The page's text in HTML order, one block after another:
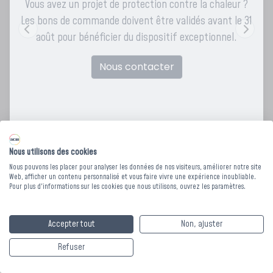
LIT BOIS SIMPLE
DORIAN + SOMMIER
CONFOLARI -
Vous avez un projet de protection contre la chaleur ?
Les bons de commande doivent être validés avant le 31
août pour bénéficier du dispositif exceptionnel.
Nous contacter
Nous utilisons des cookies
Nous pouvons les placer pour analyser les données de nos visiteurs, améliorer notre site
Web, afficher un contenu personnalisé et vous faire vivre une expérience inoubliable.
Pour plus d'informations sur les cookies que nous utilisons, ouvrez les paramètres.
Accepter tout
Non, ajuster
Refuser